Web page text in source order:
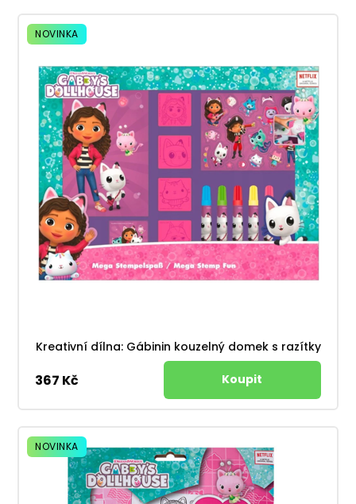
NOVINKA
Kreativní dílna: Gábinin kouzelný domek s razítky
367 Kč
NOVINKA